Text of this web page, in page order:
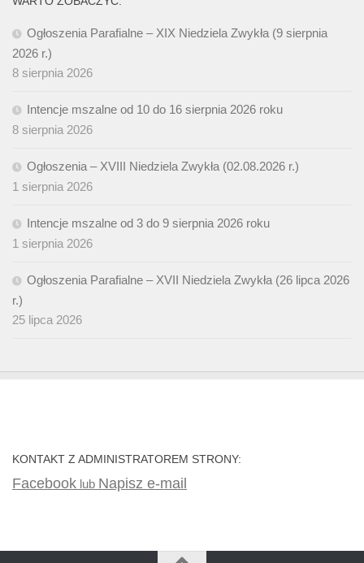
Ogłoszenia Parafialne – XIX Niedziela Zwykła (9 sierpnia
2026 r.)
8 sierpnia 2026
Intencje mszalne od 10 do 16 sierpnia 2026 roku
8 sierpnia 2026
Ogłoszenia – XVIII Niedziela Zwykła (02.08.2026 r.)
1 sierpnia 2026
Intencje mszalne od 3 do 9 sierpnia 2026 roku
1 sierpnia 2026
Ogłoszenia Parafialne – XVII Niedziela Zwykła (26 lipca 2026
r.)
25 lipca 2026
KONTAKT Z ADMINISTRATOREM STRONY:
Facebook lub Napisz e-mail